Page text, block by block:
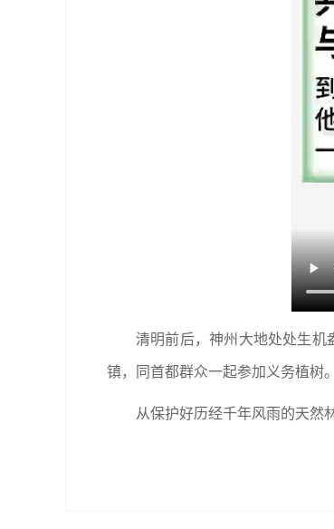
清明前后，神州大地处处生
镇，同首都群众一起参加义务植树。
从保护好历经千年风雨的天然